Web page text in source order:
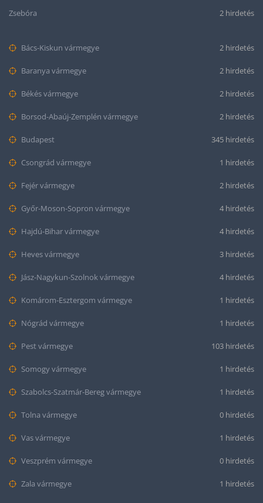
Zsebóra 2 hirdetés
Bács-Kiskun vármegye 2 hirdetés
Baranya vármegye 2 hirdetés
Békés vármegye 2 hirdetés
Borsod-Abaúj-Zemplén vármegye 2 hirdetés
Budapest 345 hirdetés
Csongrád vármegye 1 hirdetés
Fejér vármegye 2 hirdetés
Győr-Moson-Sopron vármegye 4 hirdetés
Hajdú-Bihar vármegye 4 hirdetés
Heves vármegye 3 hirdetés
Jász-Nagykun-Szolnok vármegye 4 hirdetés
Komárom-Esztergom vármegye 1 hirdetés
Nógrád vármegye 1 hirdetés
Pest vármegye 103 hirdetés
Somogy vármegye 1 hirdetés
Szabolcs-Szatmár-Bereg vármegye 1 hirdetés
Tolna vármegye 0 hirdetés
Vas vármegye 1 hirdetés
Veszprém vármegye 0 hirdetés
Zala vármegye 1 hirdetés